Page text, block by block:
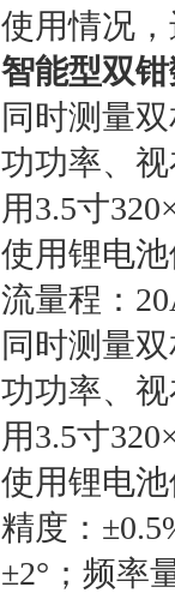
使用情况
智能型双
同时测量
功功率、
用3.5寸
使用锂电
流量程：
同时测量
功功率、
用3.5寸
使用锂电
精度：
±2°；频率